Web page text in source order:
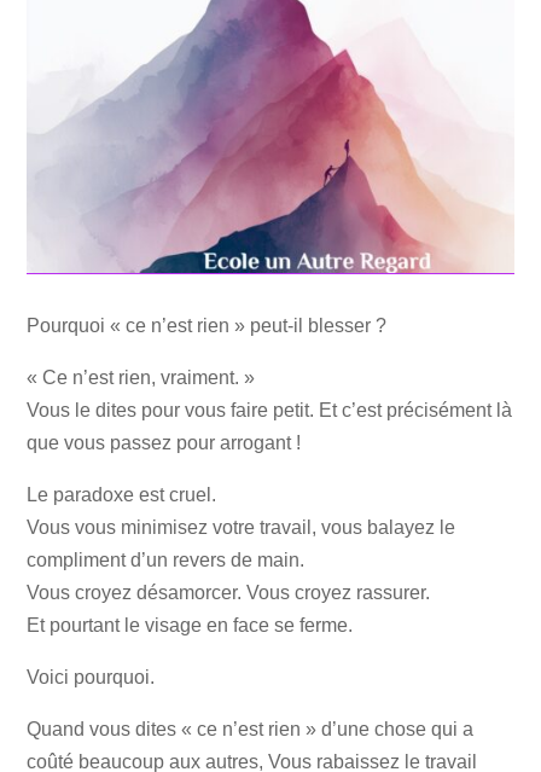
Pourquoi « ce n’est rien » peut-il blesser ?
« Ce n’est rien, vraiment. »
Vous le dites pour vous faire petit. Et c’est précisément là
que vous passez pour arrogant !
Le paradoxe est cruel.
Vous vous minimisez votre travail, vous balayez le
compliment d’un revers de main.
Vous croyez désamorcer. Vous croyez rassurer.
Et pourtant le visage en face se ferme.
Voici pourquoi.
Quand vous dites « ce n’est rien » d’une chose qui a
coûté beaucoup aux autres, Vous rabaissez le travail